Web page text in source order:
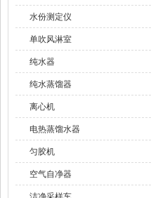
水份测定仪
单吹风淋室
纯水器
纯水蒸馏器
离心机
电热蒸馏水器
匀胶机
空气自净器